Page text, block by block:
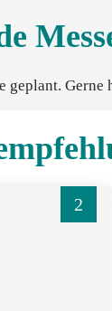
geplant.
2